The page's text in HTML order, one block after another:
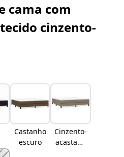
cama com
cinzento-
Castanho
escuro
Cinzento-
acastanh